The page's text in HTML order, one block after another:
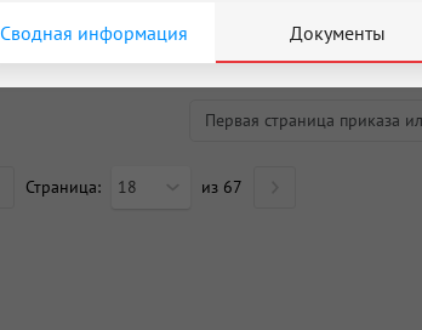
Сводная информация Документы
Первая страница приказа
Страница: 18 из 67